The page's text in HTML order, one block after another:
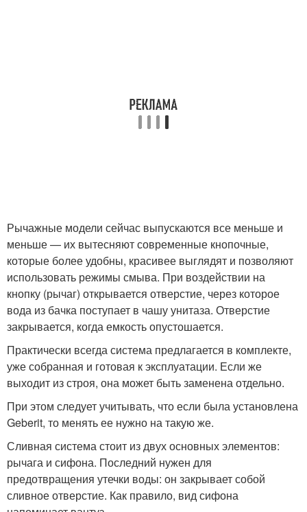
Рычажные модели сейчас выпускаются все меньше и
меньше — их вытесняют современные кнопочные,
которые более удобны, красивее выглядят и позволяют
использовать режимы смыва. При воздействии на
кнопку (рычаг) открывается отверстие, через которое
вода из бачка поступает в чашу унитаза. Отверстие
закрывается, когда емкость опустошается.
Практически всегда система предлагается в комплекте,
уже собранная и готовая к эксплуатации. Если же
выходит из строя, она может быть заменена отдельно.
При этом следует учитывать, что если была установлена
Geberit, то менять ее нужно на такую же.
Сливная система стоит из двух основных элементов:
рычага и сифона. Последний нужен для
предотвращения утечки воды: он закрывает собой
сливное отверстие. Как правило, вид сифона